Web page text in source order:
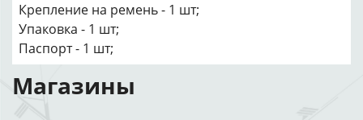
Крепление на ремень - 1 шт;
Упаковка - 1 шт;
Паспорт - 1 шт;
Магазины